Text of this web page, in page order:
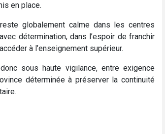
en place.
globalement calme dans les centres
détermination, dans l’espoir de franchir
à l’enseignement supérieur.
sous haute vigilance, entre exigence
déterminée à préserver la continuité